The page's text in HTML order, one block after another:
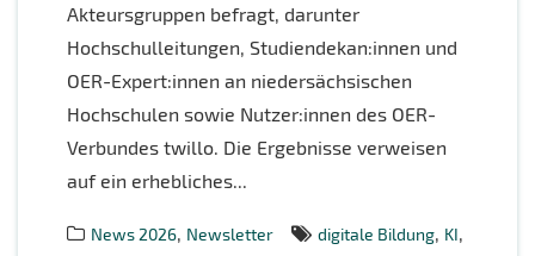
Akteursgruppen befragt, darunter
Hochschulleitungen, Studiendekan:innen und
OER-Expert:innen an niedersächsischen
Hochschulen sowie Nutzer:innen des OER-
Verbundes twillo. Die Ergebnisse verweisen
auf ein erhebliches...
News 2026, Newsletter digitale Bildung, KI,